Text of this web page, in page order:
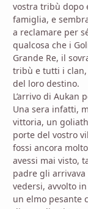
vostra tribù dopo
famiglia, e
a reclamare per
qualcosa che i
Grande Re, il
tribù e tutti i
del loro destino.
L’arrivo di Aukan
Una sera infatti,
vittoria, un
porte del vostro
fossi ancora
avessi mai visto,
padre gli
vedersi, avvolto
un elmo pesante